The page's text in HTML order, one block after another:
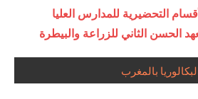
التحضيرية للمدارس العليا
الحسن الثاني للزراعة والبيطرة
بالمغرب